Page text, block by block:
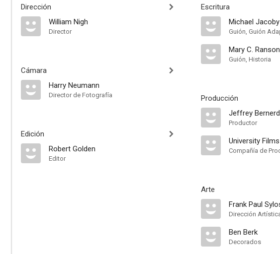
Dirección
William Nigh
Director
Cámara
Harry Neumann
Director de Fotografía
Edición
Robert Golden
Editor
Escritura
Michael Jacoby
Guión, Guión
Mary C.
Guión, Historia
Producción
Jeffrey Bernerd
Productor
University
Compañía de
Arte
Frank Paul
Dirección
Ben Berk
Decorados